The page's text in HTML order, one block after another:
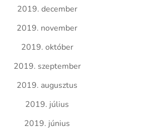
2019. december
2019. november
2019. október
2019. szeptember
2019. augusztus
2019. július
2019. június